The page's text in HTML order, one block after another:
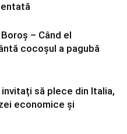
– Când el
cocoșul a pagubă
invitați să plece din Italia,
economice și